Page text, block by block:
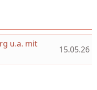
u.a. mit
15.05.26